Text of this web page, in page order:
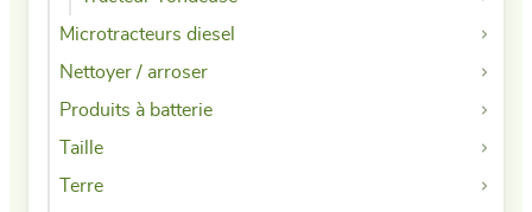
Microtracteurs diesel
Nettoyer / arroser
Produits à batterie
Taille
Terre